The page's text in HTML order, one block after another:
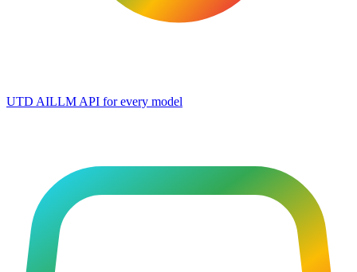
UTD AILLM API for every model